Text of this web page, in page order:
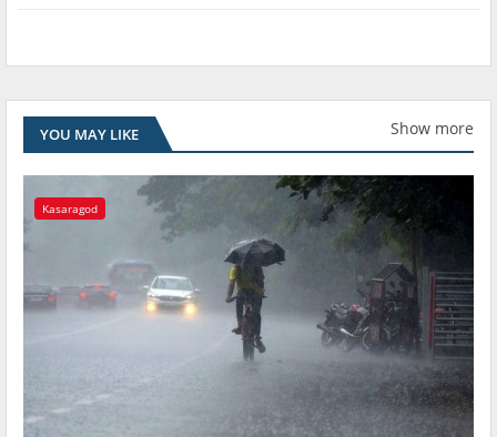
YOU MAY LIKE Show more
Kasaragod